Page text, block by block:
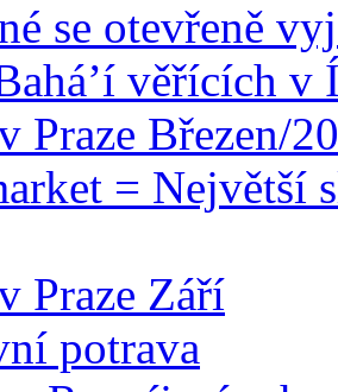
se otevřeně
věřících v
Praze Březen/
= Největší
Praze Září
potrava